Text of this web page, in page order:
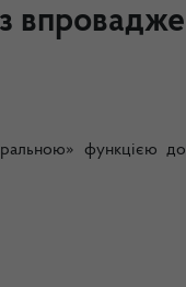
функцією до